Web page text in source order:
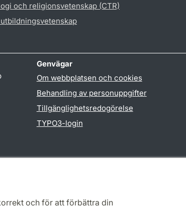
och för att förbättra din
och religionsvetenskap (CTR)
Genvägar
Om webbplatsen och cookies
Behandling av personuppgifter
Tillgänglighetsredogörelse
TYPO3-login